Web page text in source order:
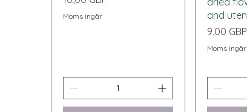
Moms ingår
and
Pris
9,00 GBP
Moms ingår